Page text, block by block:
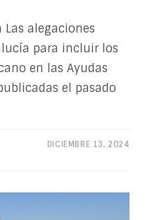
Las alegaciones
para incluir los
en las Ayudas
el pasado
DICIEMBRE 13, 2024